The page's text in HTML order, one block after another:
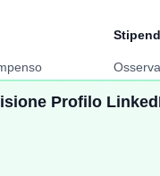
Profilo